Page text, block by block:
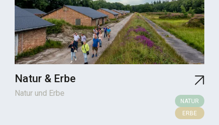
Natur & Erbe
Natur und Erbe
NATUR
ERBE